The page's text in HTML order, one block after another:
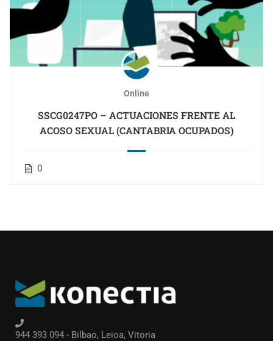
Online
SSCG0247PO – ACTUACIONES FRENTE AL
ACOSO SEXUAL (CANTABRIA OCUPADOS)
0
944 393 094 - Bilbao, Leioa, Vitoria